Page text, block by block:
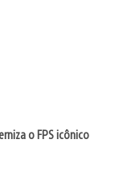
o FPS icônico